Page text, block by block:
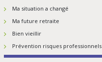
Ma situation a changé
Ma future retraite
Bien vieillir
Prévention risques professionnels